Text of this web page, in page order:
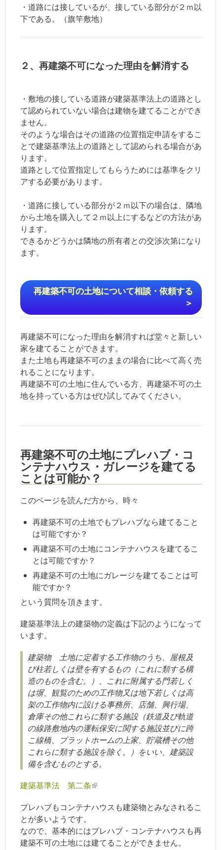
・道路には接しているが、接している部分が２ｍ以
下である。（旗竿敷地）
２、再建築不可になった理由を解消する
・敷地の接している道路が建築基準法上の道路とし
て認められていない場合は建物を建てることができ
ません。
そのような場合はその道路の位置指定申請をするこ
とで建築基準法上の道路として認められる場合があ
ります。
道路として位置指定してもらうためには基準をクリ
アする必要があります。
・道路に接している部分が２ｍ以下の場合は、隣地
から土地を購入して２ｍ以上にするなどの方法があ
ります。
できるかどうかは隣地の所有者との交渉次第になり
ます。
再建築不可の土地について相談・依頼する
＞
再建築不可になった理由を解消すれば堂々と新しい
家を建てることができます。
また土地も再建築不可のままの場合に比べて高く売
れることになります。
再建築不可の土地に住んでいる方、再建築不可の土
地を持っている方はぜひ試してみてください。
再建築不可の土地にプレハブ・コ
ンテナハウス・ガレージを建てる
ことは可能か？
このページを読んだ方から、時々
再建築不可の土地でもプレハブなら建てること
は可能ですか？
再建築不可の土地にコンテナハウスを建てるこ
とは可能ですか？
再建築不可の土地にガレージを建てることは可
能ですか？
という質問を頂きます。
建築基準法上の建築物の定義は下記のようになって
います。
建築物 土地に定着する工作物のうち、屋根及
び柱若しくは壁を有するもの（これに類する構
造のものを含む。）、これに附属する門若しく
は塀、観覧のための工作物又は地下若しくは高
架の工作物内に設ける事務所、店舗、興行場、
倉庫その他これらに類する施設（鉄道及び軌道
の線路敷地内の運転保安に関する施設並びに跨
こ線橋、プラットホームの上家、貯蔵槽その他
これらに類する施設を除く。）をいい、建築設
備を含むものとする。
建築基準法 第二条(link is external)
プレハブもコンテナハウスも建築物とみなされるこ
とが多いようです。
なので、基本的にはプレハブ・コンテナハウスも再
建築不可の土地には建てることができません。